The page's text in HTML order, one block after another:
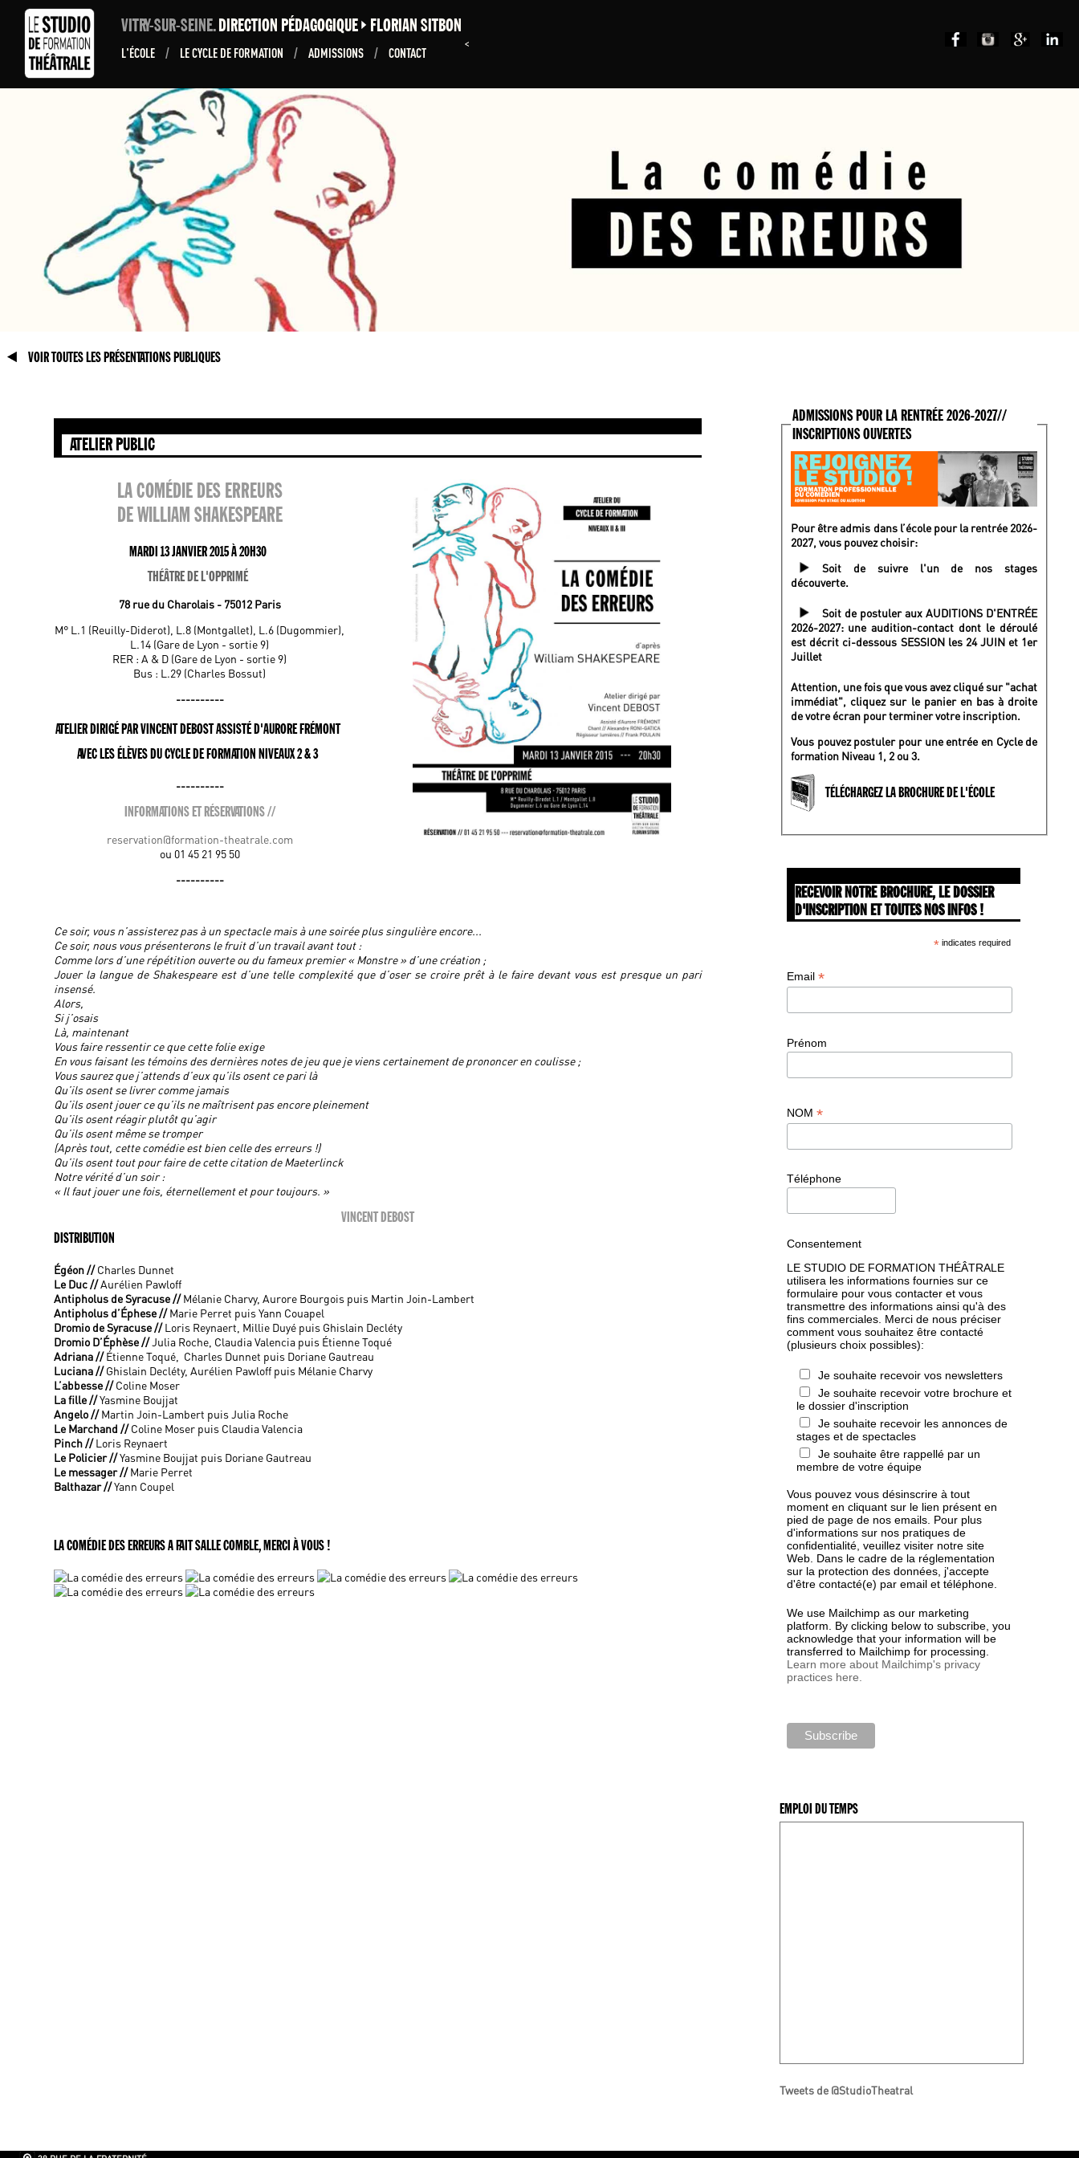
VITRY-SUR-SEINE.DIRECTION PÉDAGOGIQUE FLORIAN SITBON
L'ÉCOLE / LE CYCLE DE FORMATION / ADMISSIONS / CONTACT
<
VOIR TOUTES LES PRÉSENTATIONS PUBLIQUES
ATELIER PUBLIC
LA COMÉDIE DES ERREURS
DE WILLIAM SHAKESPEARE
MARDI 13 JANVIER 2015 À 20H30
THÉÂTRE DE L'OPPRIMÉ
78 rue du Charolais - 75012 Paris
M° L.1 (Reuilly-Diderot), L.8 (Montgallet), L.6 (Dugommier),
L.14 (Gare de Lyon - sortie 9)
RER : A & D (Gare de Lyon - sortie 9)
Bus : L.29 (Charles Bossut)
----------
ATELIER DIRIGÉ PAR VINCENT DEBOST ASSISTÉ D'AURORE FRÉMONT
AVEC LES ÉLÈVES DU CYCLE DE FORMATION NIVEAUX 2 & 3
----------
INFORMATIONS ET RÉSERVATIONS //
reservation@formation-theatrale.com
ou 01 45 21 95 50
----------
Ce soir, vous n’assisterez pas à un spectacle mais à une soirée plus singulière encore...
Ce soir, nous vous présenterons le fruit d’un travail avant tout :
Comme lors d’une répétition ouverte ou du fameux premier « Monstre » d’une création ;
Jouer la langue de Shakespeare est d’une telle complexité que d’oser se croire prêt à le faire devant vous est presque un pari
insensé.
Alors,
Si j’osais
Là, maintenant
Vous faire ressentir ce que cette folie exige
En vous faisant les témoins des dernières notes de jeu que je viens certainement de prononcer en coulisse ;
Vous saurez que j’attends d’eux qu’ils osent ce pari là
Qu’ils osent se livrer comme jamais
Qu’ils osent jouer ce qu’ils ne maîtrisent pas encore pleinement
Qu’ils osent réagir plutôt qu’agir
Qu’ils osent même se tromper
(Après tout, cette comédie est bien celle des erreurs !)
Qu’ils osent tout pour faire de cette citation de Maeterlinck
Notre vérité d’un soir :
« Il faut jouer une fois, éternellement et pour toujours. »
VINCENT DEBOST
DISTRIBUTION
Égéon //Charles Dunnet
Le Duc //Aurélien Pawloff
Antipholus de Syracuse //Mélanie Charvy, Aurore Bourgois puis Martin Join-Lambert
Antipholus d’Éphese //Marie Perret puis Yann Couapel
Dromio de Syracuse //Loris Reynaert, Millie Duyé puis Ghislain Decléty
Dromio D’Éphèse //Julia Roche, Claudia Valencia puis Étienne Toqué
Adriana //Étienne Toqué, Charles Dunnet puis Doriane Gautreau
Luciana //Ghislain Decléty, Aurélien Pawloff puis Mélanie Charvy
L’abbesse //Coline Moser
La fille //Yasmine Boujjat
Angelo //Martin Join-Lambert puis Julia Roche
Le Marchand //Coline Moser puis Claudia Valencia
Pinch //Loris Reynaert
Le Policier //Yasmine Boujjat puis Doriane Gautreau
Le messager //Marie Perret
Balthazar //Yann Coupel
LA COMÉDIE DES ERREURS A FAIT SALLE COMBLE, MERCI À VOUS !
ADMISSIONS POUR LA RENTRÉE 2026-2027//
INSCRIPTIONS OUVERTES
Pour être admis dans l’école pour la rentrée 2026-
2027, vous pouvez choisir:
Soit de suivre l'un de nos stages
découverte.
Soit de postuler aux AUDITIONS D'ENTRÉE
2026-2027: une audition-contact dont le déroulé
est décrit ci-dessous SESSION les 24 JUIN et 1er
Juillet
Attention, une fois que vous avez cliqué sur "achat
immédiat", cliquez sur le panier en bas à droite
de votre écran pour terminer votre inscription.
Vous pouvez postuler pour une entrée en Cycle de
formation Niveau 1, 2 ou 3.
TÉLÉCHARGEZ LA BROCHURE DE L'ÉCOLE
RECEVOIR NOTRE BROCHURE, LE DOSSIER
D'INSCRIPTION ET TOUTES NOS INFOS !
* indicates required
Email *
Prénom
NOM *
Téléphone
Consentement
LE STUDIO DE FORMATION THÉÂTRALE
utilisera les informations fournies sur ce
formulaire pour vous contacter et vous
transmettre des informations ainsi qu'à des
fins commerciales. Merci de nous préciser
comment vous souhaitez être contacté
(plusieurs choix possibles):
Je souhaite recevoir vos newsletters
Je souhaite recevoir votre brochure et
le dossier d'inscription
Je souhaite recevoir les annonces de
stages et de spectacles
Je souhaite être rappellé par un
membre de votre équipe
Vous pouvez vous désinscrire à tout
moment en cliquant sur le lien présent en
pied de page de nos emails. Pour plus
d'informations sur nos pratiques de
confidentialité, veuillez visiter notre site
Web. Dans le cadre de la réglementation
sur la protection des données, j'accepte
d'être contacté(e) par email et téléphone.
We use Mailchimp as our marketing
platform. By clicking below to subscribe, you
acknowledge that your information will be
transferred to Mailchimp for processing.
Learn more about Mailchimp's privacy
practices here.
EMPLOI DU TEMPS
Tweets de @StudioTheatral